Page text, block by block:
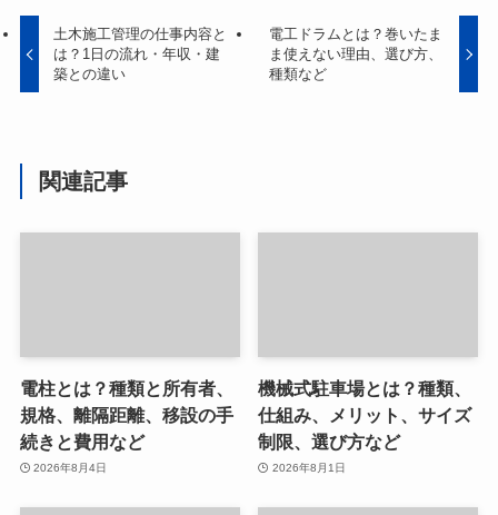
土木施工管理の仕事内容と
は？1日の流れ・年収・建
築との違い
電工ドラムとは？巻いたま
ま使えない理由、選び方、
種類など
関連記事
電柱とは？種類と所有者、
規格、離隔距離、移設の手
続きと費用など
2026年8月4日
機械式駐車場とは？種類、
仕組み、メリット、サイズ
制限、選び方など
2026年8月1日